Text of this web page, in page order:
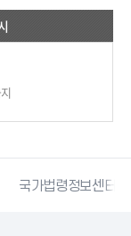
국가법령정보센터